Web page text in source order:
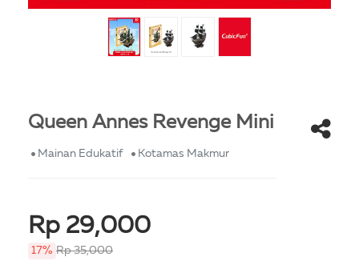
Queen Annes Revenge Mini
Mainan Edukatif Kotamas Makmur
Rp 29,000
17% Rp 35,000